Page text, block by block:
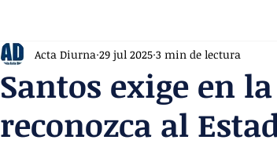
Santos exige en
reconozca al
Acta Diurna 29 jul 2025 3 min de lectura